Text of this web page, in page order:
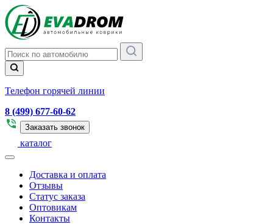
Телефон горячей линии
8 (499) 677-60-62
Заказать звонок
каталог
Доставка и оплата
Отзывы
Статус заказа
Оптовикам
Контакты